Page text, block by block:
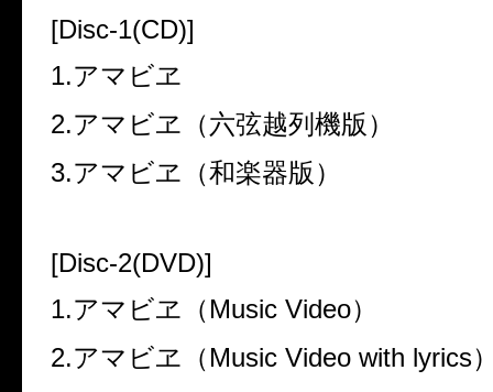
[Disc-1(CD)]
1.アマビヱ
2.アマビヱ（六弦越列機版）
3.アマビヱ（和楽器版）
[Disc-2(DVD)]
1.アマビヱ（Music Video）
2.アマビヱ（Music Video with lyrics